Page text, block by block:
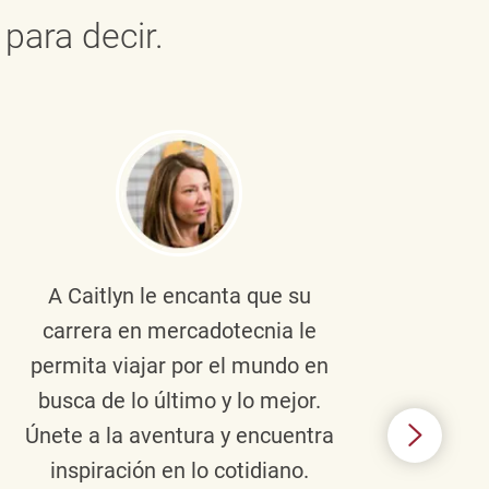
decir.
A Caitlyn le encanta que su
carrera en mercadotecnia le
permita viajar por el mundo en
busca de lo último y lo mejor.
Únete a la aventura y encuentra
inspiración en lo cotidiano.